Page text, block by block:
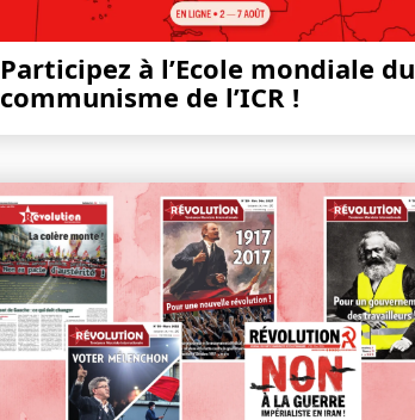
Participez à l’Ecole mondiale du
communisme de l’ICR !